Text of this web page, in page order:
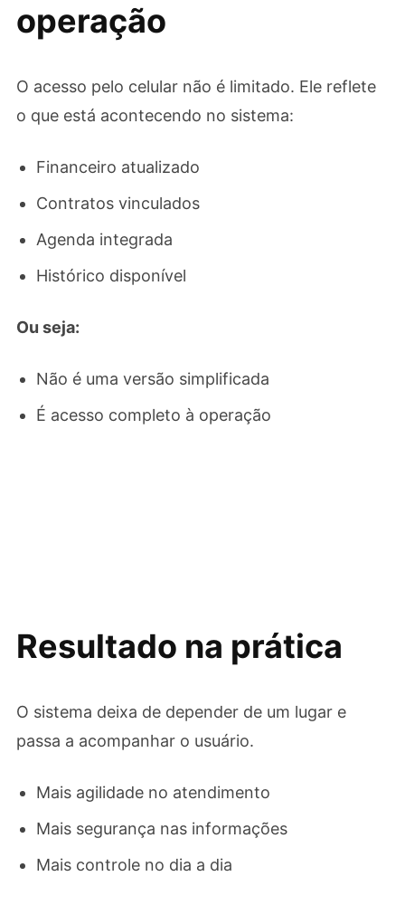
operação
O acesso pelo celular não é limitado. Ele reflete
o que está acontecendo no sistema:
Financeiro atualizado
Contratos vinculados
Agenda integrada
Histórico disponível
Ou seja:
Não é uma versão simplificada
É acesso completo à operação
Resultado na prática
O sistema deixa de depender de um lugar e
passa a acompanhar o usuário.
Mais agilidade no atendimento
Mais segurança nas informações
Mais controle no dia a dia